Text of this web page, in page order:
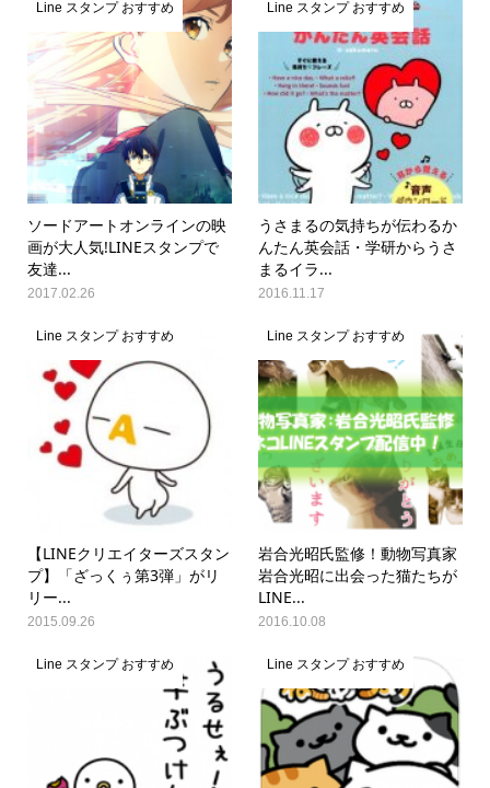
Line スタンプ おすすめ
ソードアートオンラインの映
画が大人気!LINEスタンプで
友達...
2017.02.26
Line スタンプ おすすめ
うさまるの気持ちが伝わるか
んたん英会話・学研からうさ
まるイラ...
2016.11.17
Line スタンプ おすすめ
【LINEクリエイターズスタン
プ】「ざっくぅ第3弾」がリ
リー...
2015.09.26
Line スタンプ おすすめ
岩合光昭氏監修！動物写真家
岩合光昭に出会った猫たちが
LINE...
2016.10.08
Line スタンプ おすすめ Line スタンプ おすすめ